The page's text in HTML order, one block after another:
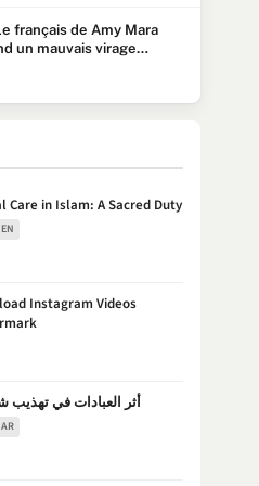
français de Amy Mara
un mauvais virage
Care in Islam: A Sacred Duty
EN
Instagram Videos
أثر العبادات في
AR